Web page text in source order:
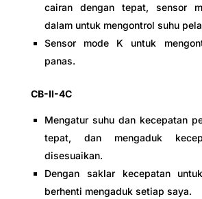
cairan dengan tepat, sensor
dalam untuk mengontrol suhu
Sensor mode K untuk
panas.
CB-II-4C
Mengatur suhu dan kecepatan
tepat, dan mengaduk
disesuaikan.
Dengan saklar kecepatan
berhenti mengaduk setiap saya.